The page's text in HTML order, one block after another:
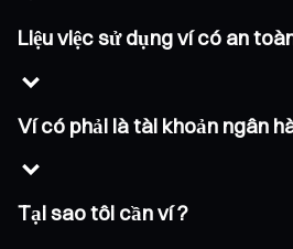
Liệu việc sử dụng ví có an
Ví có phải là tài khoản ngân
Tại sao tôi cần ví ?